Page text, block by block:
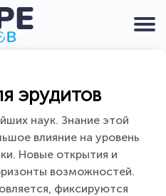
эрудитов
наук. Знание этой
влияние на уровень
Новые открытия и
возможностей.
фиксируются